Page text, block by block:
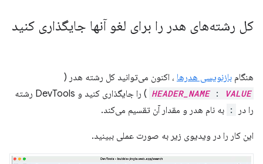
کل رشته‌های هدر را برای لغو آنها جایگذاری کنید
هنگام بازنویسی هدرها ، اکنون می‌توانید کل رشته هدر (
HEADER_NAME: VALUE
) را جایگذاری کنید و DevTools رشته
را در
: به نام هدر و مقدار آن تقسیم می‌کند.
این کار را در ویدیوی زیر به صورت عملی ببینید.